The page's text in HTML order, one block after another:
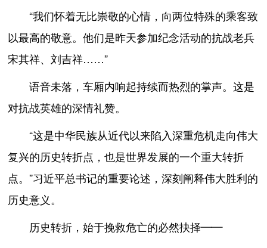
“我们怀着无比崇敬的心情，向两位特殊的乘客致
以最高的敬意。他们是昨天参加纪念活动的抗战老兵
宋其祥、刘吉祥……”
语音未落，车厢内响起持续而热烈的掌声。这是
对抗战英雄的深情礼赞。
“这是中华民族从近代以来陷入深重危机走向伟大
复兴的历史转折点，也是世界发展的一个重大转折
点。”习近平总书记的重要论述，深刻阐释伟大胜利的
历史意义。
历史转折，始于挽救危亡的必然抉择——